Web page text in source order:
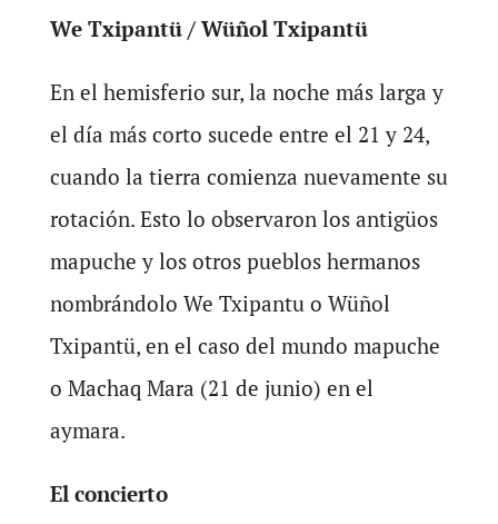
We Txipantü / Wüñol Txipantü
En el hemisferio sur, la noche más larga y
el día más corto sucede entre el 21 y 24,
cuando la tierra comienza nuevamente su
rotación. Esto lo observaron los antigüos
mapuche y los otros pueblos hermanos
nombrándolo We Txipantu o Wüñol
Txipantü, en el caso del mundo mapuche
o Machaq Mara (21 de junio) en el
aymara.
El concierto